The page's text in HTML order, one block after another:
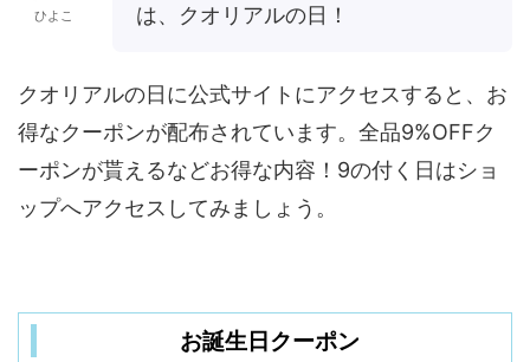
ひよこ
は、クオリアルの日！
クオリアルの日に公式サイトにアクセスすると、お
得なクーポンが配布されています。全品9%OFFク
ーポンが貰えるなどお得な内容！9の付く日はショ
ップへアクセスしてみましょう。
お誕生日クーポン